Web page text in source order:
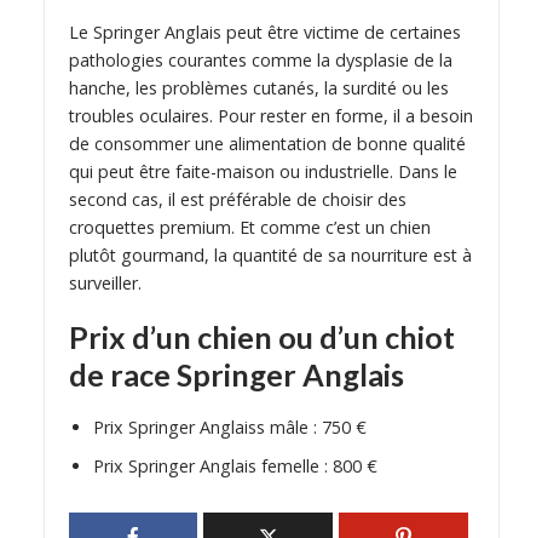
Le Springer Anglais peut être victime de certaines
pathologies courantes comme la dysplasie de la
hanche, les problèmes cutanés, la surdité ou les
troubles oculaires. Pour rester en forme, il a besoin
de consommer une alimentation de bonne qualité
qui peut être faite-maison ou industrielle. Dans le
second cas, il est préférable de choisir des
croquettes premium. Et comme c’est un chien
plutôt gourmand, la quantité de sa nourriture est à
surveiller.
Prix d’un chien ou d’un chiot
de race Springer Anglais
Prix Springer Anglaiss mâle : 750 €
Prix Springer Anglais femelle : 800 €